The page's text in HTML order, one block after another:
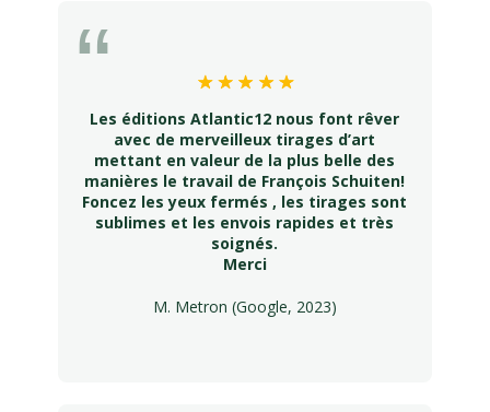
Les éditions Atlantic12 nous font rêver
avec de merveilleux tirages d’art
mettant en valeur de la plus belle des
manières le travail de François Schuiten!
Foncez les yeux fermés , les tirages sont
sublimes et les envois rapides et très
soignés.
Merci
M. Metron (Google, 2023)